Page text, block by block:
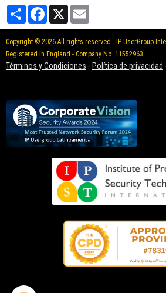
PartagerFacebook
X
Copyright © 2026 All rights reserved - IP UserGroup
Registered in England - Company No. 11552963
Términos y Condiciones - Política de privacidad